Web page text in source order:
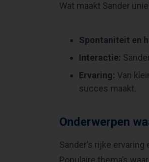
Wat maakt Sander
Spontaniteit en
Interactie:
Ervaring: Van
succes maakt.
Onderwerpen
Sander’s rijke
Populaire thema’s